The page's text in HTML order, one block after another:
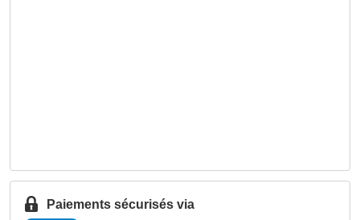
Paiements sécurisés via